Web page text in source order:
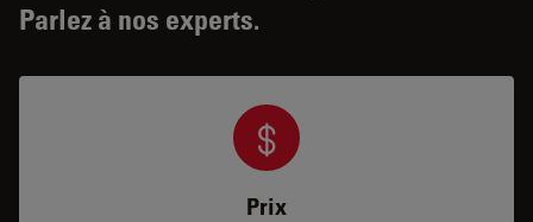
Parlez à nos experts.
Prix